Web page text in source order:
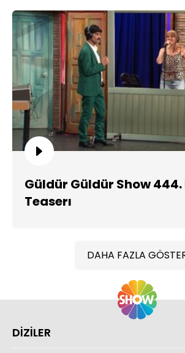
Güldür Güldür Show
Teaserı
DAHA FAZLA
DİZİLER